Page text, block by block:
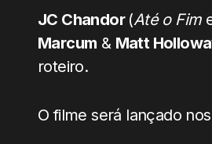
JC Chandor (Até o Fim
Marcum & Matt
roteiro.
O filme será lançado